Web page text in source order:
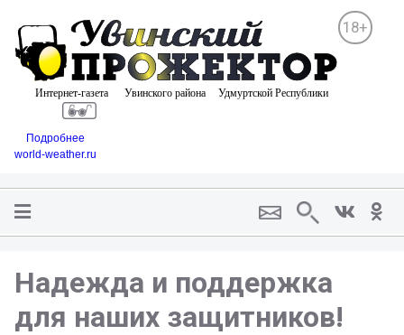
18+
Подробнее
world-weather.ru
Надежда и поддержка
для наших защитников!